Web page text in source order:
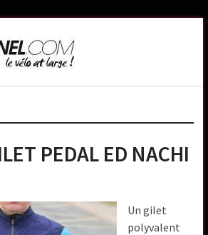
PEDAL ED NACHI
Un gilet
polyvalent